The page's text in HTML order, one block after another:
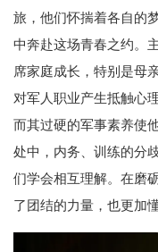
旅，他们怀揣着各自的
中奔赴这场青春之约。
席家庭成长，特别是母
对军人职业产生抵触心
而其过硬的军事素养使
处中，内务、训练的分
们学会相互理解。在磨
了团结的力量，也更加